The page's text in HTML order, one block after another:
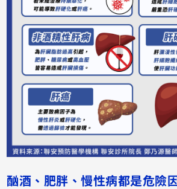
酗酒、肥胖、慢性病都是危險